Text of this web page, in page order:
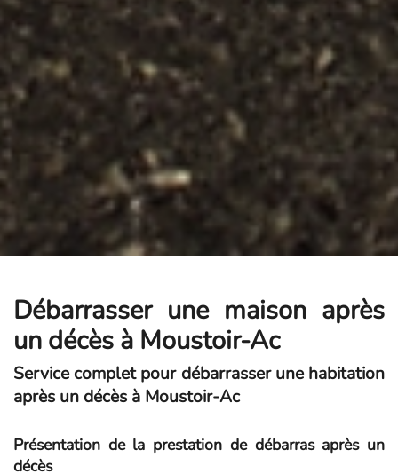
Débarrasser une maison après
un décès à Moustoir-Ac
Service complet pour débarrasser une habitation
après un décès à Moustoir-Ac
Présentation de la prestation de débarras après un
décès